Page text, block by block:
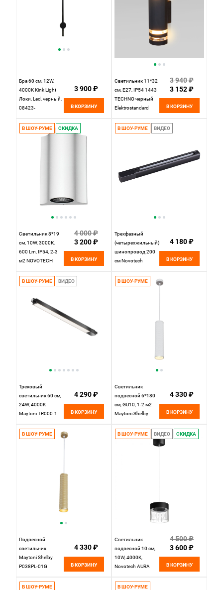
Бра 60 см, 12W,
4000K Kink Light
Локи, Led, черный,
08423-
3 900 ₽
В КОРЗИНУ
Светильник 11*32
см, Е27, IP54 1443
TECHNO черный
Elektrostandard
3 940 ₽
3 152 ₽
В КОРЗИНУ
В ШОУ-РУМЕ СКИДКА
Светильник 8*19
см, 10W, 3000К,
600 Lm, IP54, 2-3
м2 NOVOTECH
LED, 10W, белый
4 000 ₽
3 200 ₽
В КОРЗИНУ
В ШОУ-РУМЕ ВИДЕО
Трехфазный
(четырехжильный)
шинопровод 200
см Novotech
4 180 ₽
В КОРЗИНУ
В ШОУ-РУМЕ ВИДЕО
Трековый
светильник 60 см,
24W, 4000K
Maytoni TR000-1-
4 290 ₽
В КОРЗИНУ
В ШОУ-РУМЕ
Светильник
подвесной 6*180
см, GU10, 1-2 м2
Maytoni Shelby
белый
4 330 ₽
В КОРЗИНУ
В ШОУ-РУМЕ
Подвесной
светильник
Maytoni Shelby
P038PL-01G
4 330 ₽
В КОРЗИНУ
В ШОУ-РУМЕ ВИДЕО СКИДКА
Светильник
подвесной 10 см,
10W, 4000K,
Novotech AURA
4 500 ₽
3 600 ₽
В КОРЗИНУ
В ШОУ-РУМЕ В ШОУ-РУМЕ